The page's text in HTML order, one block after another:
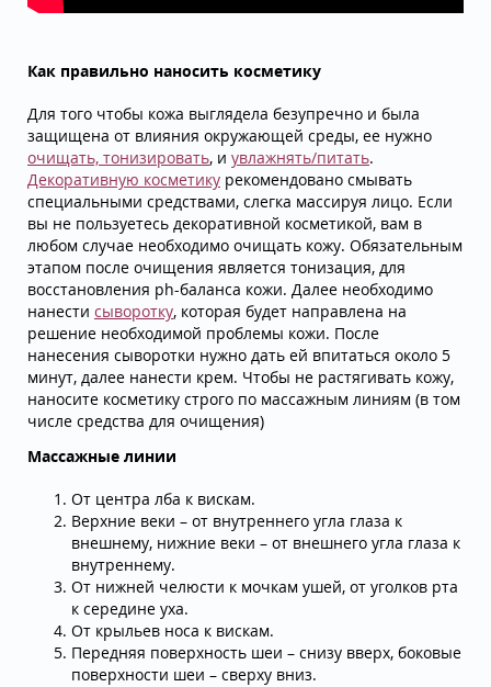
Как правильно наносить косметику
Для того чтобы кожа выглядела безупречно и была
защищена от влияния окружающей среды, ее нужно
очищать, тонизировать, и увлажнять/питать.
Декоративную косметику рекомендовано смывать
специальными средствами, слегка массируя лицо. Если
вы не пользуетесь декоративной косметикой, вам в
любом случае необходимо очищать кожу. Обязательным
этапом после очищения является тонизация, для
восстановления ph-баланса кожи. Далее необходимо
нанести сыворотку, которая будет направлена на
решение необходимой проблемы кожи. После
нанесения сыворотки нужно дать ей впитаться около 5
минут, далее нанести крем. Чтобы не растягивать кожу,
наносите косметику строго по массажным линиям (в том
числе средства для очищения)
Массажные линии
От центра лба к вискам.
Верхние веки – от внутреннего угла глаза к
внешнему, нижние веки – от внешнего угла глаза к
внутреннему.
От нижней челюсти к мочкам ушей, от уголков рта
к середине уха.
От крыльев носа к вискам.
Передняя поверхность шеи – снизу вверх, боковые
поверхности шеи – сверху вниз.